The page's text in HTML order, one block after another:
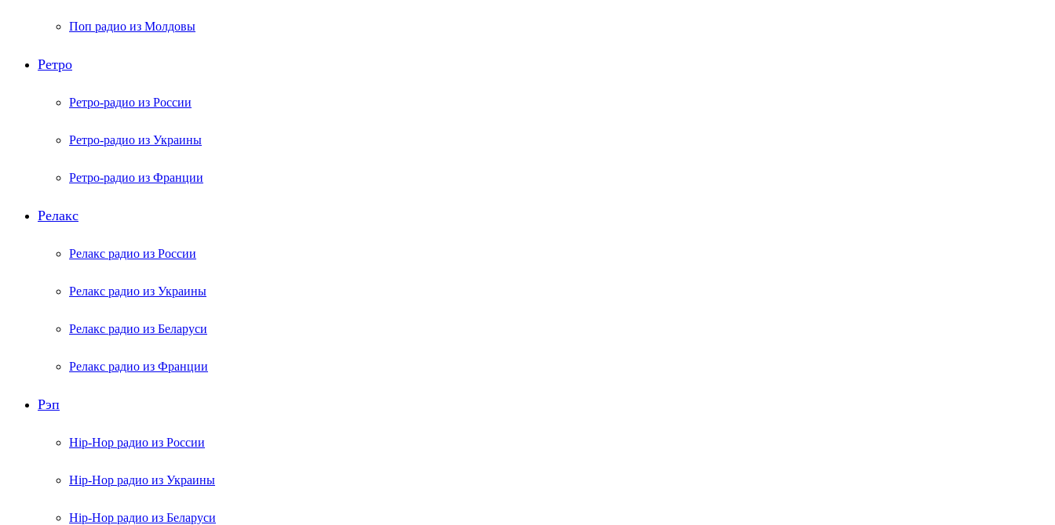
Поп радио из Молдовы
Ретро
Ретро-радио из России
Ретро-радио из Украины
Ретро-радио из Франции
Релакс
Релакс радио из России
Релакс радио из Украины
Релакс радио из Беларуси
Релакс радио из Франции
Рэп
Hip-Hop радио из России
Hip-Hop радио из Украины
Hip-Hop радио из Беларуси